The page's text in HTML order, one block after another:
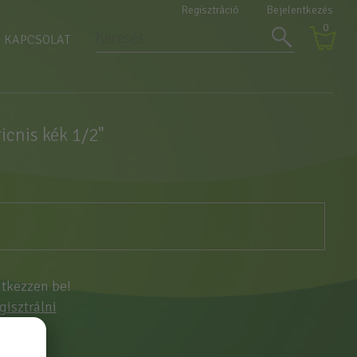
Regisztráció
Bejelentkezés
0
KAPCSOLAT
kék 1/2"
be!